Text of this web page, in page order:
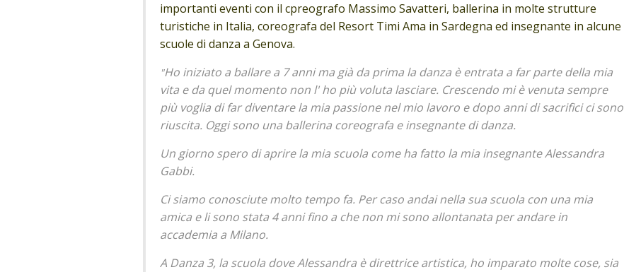
importanti eventi con il cpreografo Massimo Savatteri, ballerina in molte strutture
turistiche in Italia, coreografa del Resort Timi Ama in Sardegna ed insegnante in alcune
scuole di danza a Genova.
"Ho iniziato a ballare a 7 anni ma già da prima la danza è entrata a far parte della mia
vita e da quel momento non l' ho più voluta lasciare. Crescendo mi è venuta sempre
più voglia di far diventare la mia passione nel mio lavoro e dopo anni di sacrifici ci sono
riuscita. Oggi sono una ballerina coreografa e insegnante di danza.
Un giorno spero di aprire la mia scuola come ha fatto la mia insegnante Alessandra
Gabbi.
Ci siamo conosciute molto tempo fa. Per caso andai nella sua scuola con una mia
amica e li sono stata 4 anni fino a che non mi sono allontanata per andare in
accademia a Milano.
A Danza 3, la scuola dove Alessandra è direttrice artistica, ho imparato molte cose, sia